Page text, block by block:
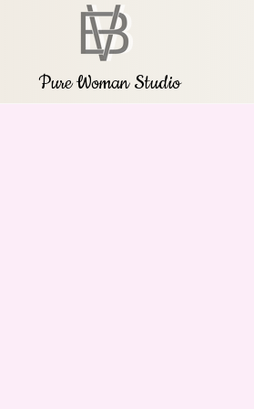
Pure Woman Studio